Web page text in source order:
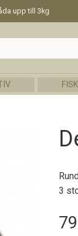
upp till 3kg
3
79